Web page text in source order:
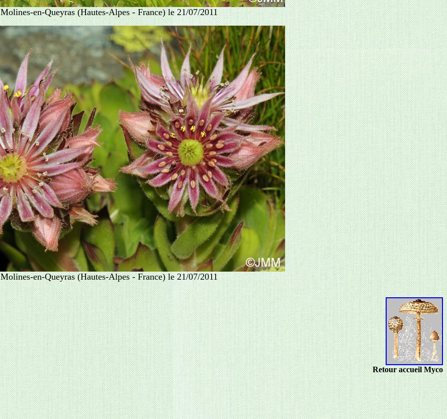
Molines-en-Queyras (Hautes-Alpes - France) le 21/07/2011
Molines-en-Queyras (Hautes-Alpes - France) le 21/07/2011
Retour accueil Myco